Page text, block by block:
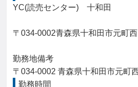
YC(読売センター)　十和田
〒034-0002青森県十和田市元町
勤務地備考
〒034-0002 青森県十和田市元町
勤務時間